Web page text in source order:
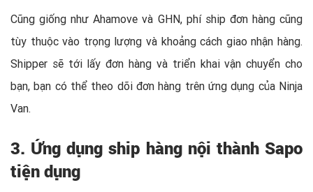
Cũng giống như Ahamove và GHN, phí ship đơn hàng cũng
tùy thuộc vào trọng lượng và khoảng cách giao nhận hàng.
Shipper sẽ tới lấy đơn hàng và triển khai vận chuyển cho
bạn, bạn có thể theo dõi đơn hàng trên ứng dụng của Ninja
Van.
3. Ứng dụng ship hàng nội thành Sapo
tiện dụng